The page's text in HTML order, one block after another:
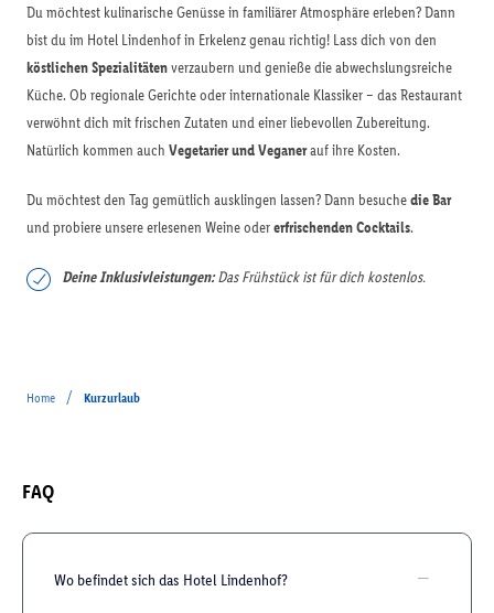
Du möchtest kulinarische Genüsse in familiärer Atmosphäre erleben? Dann
bist du im Hotel Lindenhof in Erkelenz genau richtig! Lass dich von den
köstlichen Spezialitätenverzaubern und genieße die abwechslungsreiche
Küche. Ob regionale Gerichte oder internationale Klassiker – das Restaurant
verwöhnt dich mit frischen Zutaten und einer liebevollen Zubereitung.
Natürlich kommen auch Vegetarier und Veganerauf ihre Kosten.
Du möchtest den Tag gemütlich ausklingen lassen? Dann besuchedie Bar
und probiere unsere erlesenen Weine odererfrischenden Cocktails.
Deine Inklusivleistungen:Das Frühstück ist für dich kostenlos.
Home / Kurzurlaub
FAQ
Wo befindet sich das Hotel Lindenhof?